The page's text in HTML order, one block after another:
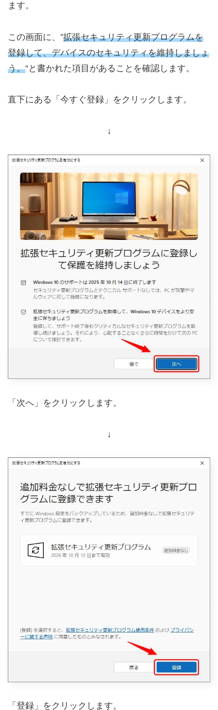
ます。
この画面に、”拡張セキュリティ更新プログラムを
登録して、デバイスのセキュリティを維持しましょ
う。“と書かれた項目があることを確認します。
直下にある「今すぐ登録」をクリックします。
↓
「次へ」をクリックします。
↓
「登録」をクリックします。